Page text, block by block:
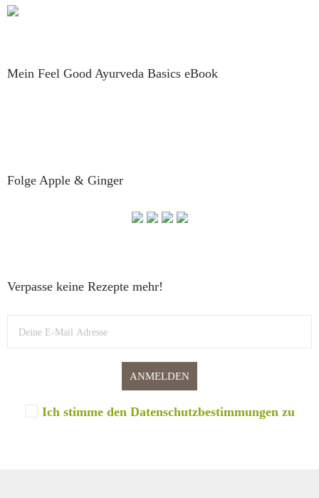
Mein Feel Good Ayurveda Basics eBook
Folge Apple & Ginger
Verpasse keine Rezepte mehr!
Ich stimme den Datenschutzbestimmungen zu